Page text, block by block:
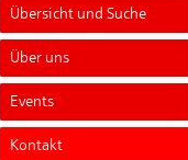
Übersicht und Suche
Über uns
Events
Kontakt